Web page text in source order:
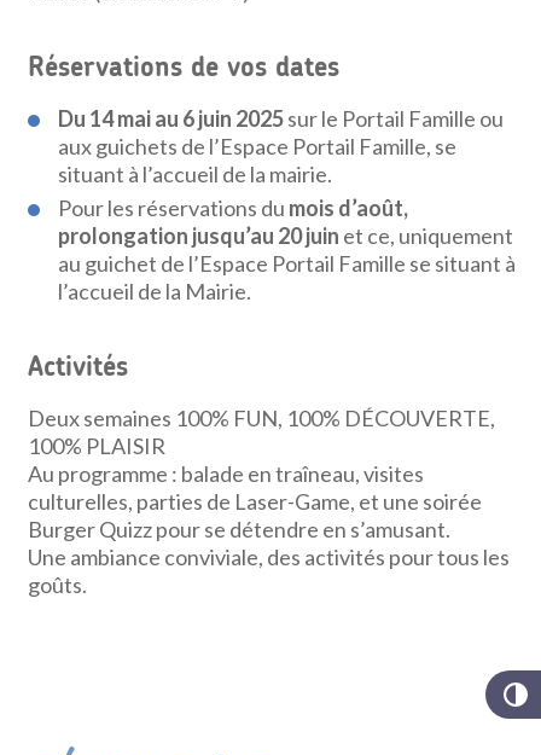
Réservations de vos dates
Du 14 mai au 6 juin 2025sur le Portail Famille ou
aux guichets de l’Espace Portail Famille, se
situant à l’accueil de la mairie.
Pour les réservations du mois d’août,
prolongation jusqu’au 20 juin et ce, uniquement
au guichet de l’Espace Portail Famille se situant à
l’accueil de la Mairie.
Activités
Deux semaines 100% FUN, 100% DÉCOUVERTE,
100% PLAISIR
Au programme : balade en traîneau, visites
culturelles, parties de Laser-Game, et une soirée
Burger Quizz pour se détendre en s’amusant.
Une ambiance conviviale, des activités pour tous les
goûts.